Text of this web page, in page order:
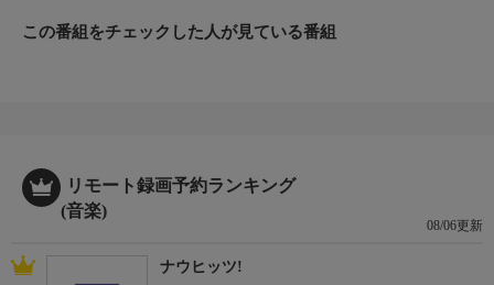
が“カーニバル”と化していく。彼らのライブの醍醐味が存分に味
EXPERIENCE #9／浪漫の夏／夕方チャンス到来／Miracle Game
／−花火−／シーズン・イン・ザ・サン／Hot Night／ジラされて
熱帯／恋してムーチョ／あー夏休み
この番組をチェックした人が見ている番組
リモート録画予約ランキング
(音楽)
08/06更新
ナウヒッツ!